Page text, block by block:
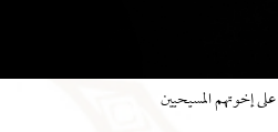
إخوتهم المسيحيين